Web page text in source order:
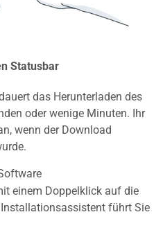
Statusbar
das Herunterladen des
oder wenige Minuten. Ihr
wenn der Download
einem Doppelklick auf die
führt Sie